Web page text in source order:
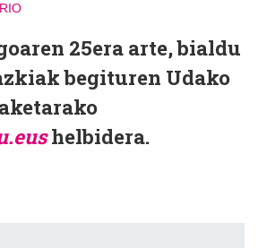
25era arte, bialdu
begituren Udako
helbidera.